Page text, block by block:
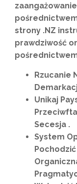
strony .NZ
prawdziwość
Rzucanie
Unikaj
Secesja .
System